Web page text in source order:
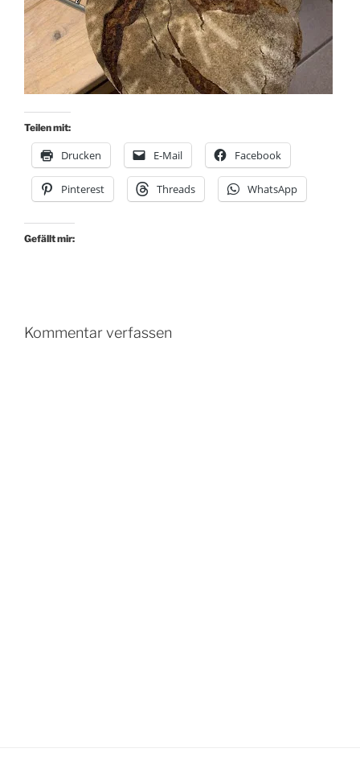
Teilen mit:
Drucken E-Mail Facebook
Pinterest Threads WhatsApp
Gefällt mir:
Kommentar verfassen